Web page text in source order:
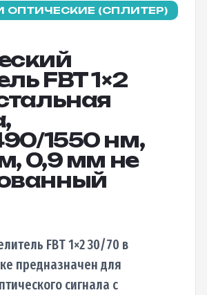
ОПТИЧЕСКИЕ (СПЛИТЕР)
FBT 1×2
1550 нм,
0,9 мм не
FBT 1×2 30/70 в
предназначен для
сигнала с